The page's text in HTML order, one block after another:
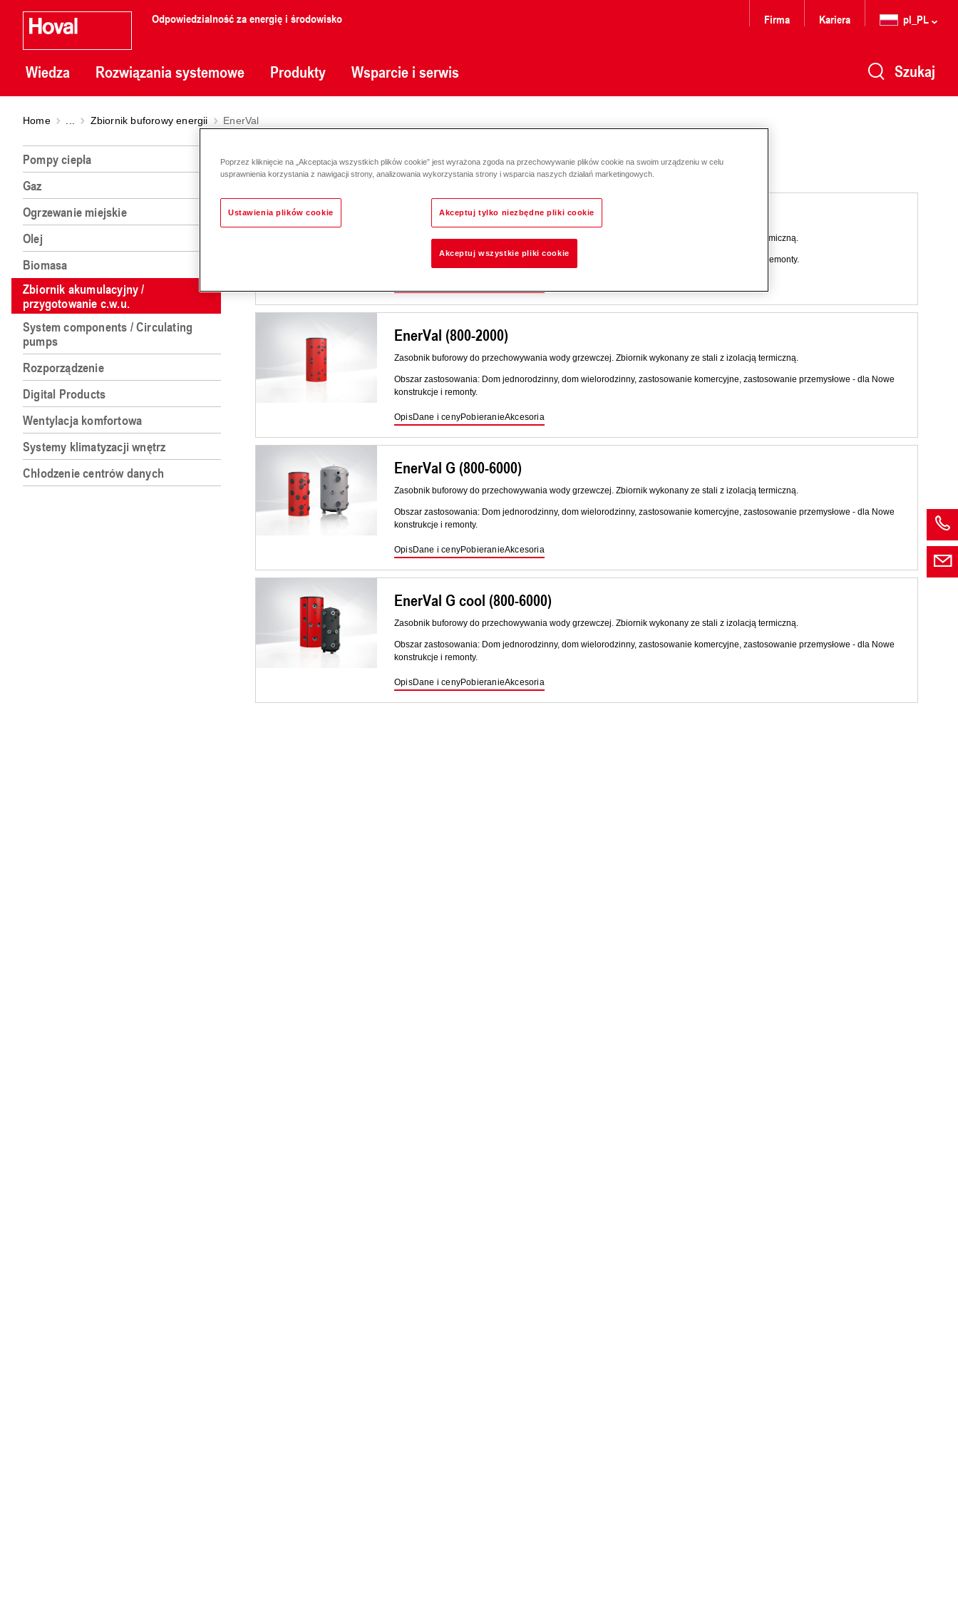
Odpowiedzialność za energię i środowisko
Wiedza Rozwiązania systemowe Produkty Wsparcie i serwis
Firma Kariera pl_PL
Szukaj
Home Zbiornik buforowy energii EnerVal
Pompy ciepła
Gaz
Ogrzewanie miejskie
Olej
Biomasa
Zbiornik akumulacyjny /
przygotowanie c.w.u.
System components / Circulating
pumps
Rozporządzenie
Digital Products
Wentylacja komfortowa
Systemy klimatyzacji wnętrz
Chłodzenie centrów danych
EnerVal
EnerVal (100-500)
Zasobnik buforowy do przechowywania wody grzewczej. Zbiornik wykonany ze stali z izolacją termiczną.
Obszar zastosowania: dom wolnostojący, dom w zabudowie bliźniaczej - dla Nowe konstrukcje i remonty.
EnerVal (800-2000)
Zasobnik buforowy do przechowywania wody grzewczej. Zbiornik wykonany ze stali z izolacją termiczną.
Obszar zastosowania: Dom jednorodzinny, dom wielorodzinny, zastosowanie komercyjne, zastosowanie przemysłowe - dla Nowe
konstrukcje i remonty.
OpisDane i cenyPobieranieAkcesoria
EnerVal G (800-6000)
Zasobnik buforowy do przechowywania wody grzewczej. Zbiornik wykonany ze stali z izolacją termiczną.
Obszar zastosowania: Dom jednorodzinny, dom wielorodzinny, zastosowanie komercyjne, zastosowanie przemysłowe - dla Nowe
konstrukcje i remonty.
OpisDane i cenyPobieranieAkcesoria
EnerVal G cool (800-6000)
Zasobnik buforowy do przechowywania wody grzewczej. Zbiornik wykonany ze stali z izolacją termiczną.
Obszar zastosowania: Dom jednorodzinny, dom wielorodzinny, zastosowanie komercyjne, zastosowanie przemysłowe - dla Nowe
konstrukcje i remonty.
OpisDane i cenyPobieranieAkcesoria
Poprzez kliknięcie na „Akceptacja wszystkich plików cookie” jest wyrażona zgoda na przechowywanie plików cookie na swoim urządzeniu w celu
usprawnienia korzystania z nawigacji strony, analizowania wykorzystania strony i wsparcia naszych działań marketingowych.
Ustawienia plików cookie Akceptuj tylko niezbędne pliki cookie
Akceptuj wszystkie pliki cookie